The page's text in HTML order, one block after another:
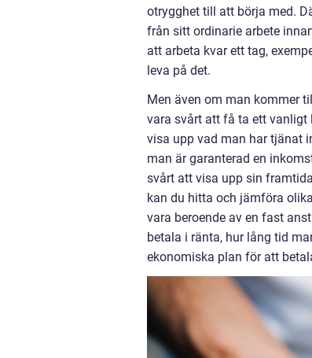
otrygghet till att börja med.
från sitt ordinarie arbete
att arbeta kvar ett tag,
leva på det.
Men även om man kommer
vara svårt att få ta ett vanligt
visa upp vad man har tjänat
man är garanterad en
svårt att visa upp sin
kan du hitta och jämföra
vara beroende av en fast
betala i ränta, hur lång tid
ekonomiska plan för att